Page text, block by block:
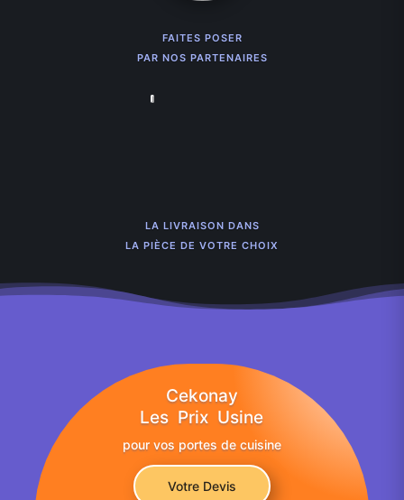
FAITES POSER
PAR NOS PARTENAIRES
LA LIVRAISON DANS
LA PIÈCE DE VOTRE CHOIX
Cekonay
Les Prix Usine
pour vos portes de cuisine
Votre Devis